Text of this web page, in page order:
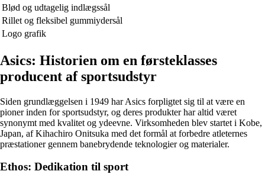
Blød og udtagelig indlægssål
Rillet og fleksibel gummiydersål
Logo grafik
Asics: Historien om en førsteklasses
producent af sportsudstyr
Siden grundlæggelsen i 1949 har Asics forpligtet sig til at være en
pioner inden for sportsudstyr, og deres produkter har altid været
synonymt med kvalitet og ydeevne. Virksomheden blev startet i Kobe,
Japan, af Kihachiro Onitsuka med det formål at forbedre atleternes
præstationer gennem banebrydende teknologier og materialer.
Ethos: Dedikation til sport